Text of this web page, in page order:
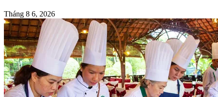
Tháng 8 6, 2026